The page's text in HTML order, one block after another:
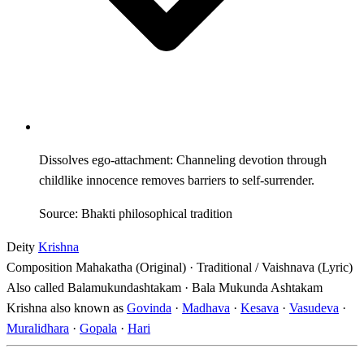
Dissolves ego-attachment: Channeling devotion through
childlike innocence removes barriers to self-surrender.
Source: Bhakti philosophical tradition
Deity Krishna
Composition Mahakatha (Original) · Traditional / Vaishnava (Lyric)
Also called Balamukundashtakam · Bala Mukunda Ashtakam
Krishna also known as Govinda · Madhava · Kesava · Vasudeva ·
Muralidhara · Gopala · Hari